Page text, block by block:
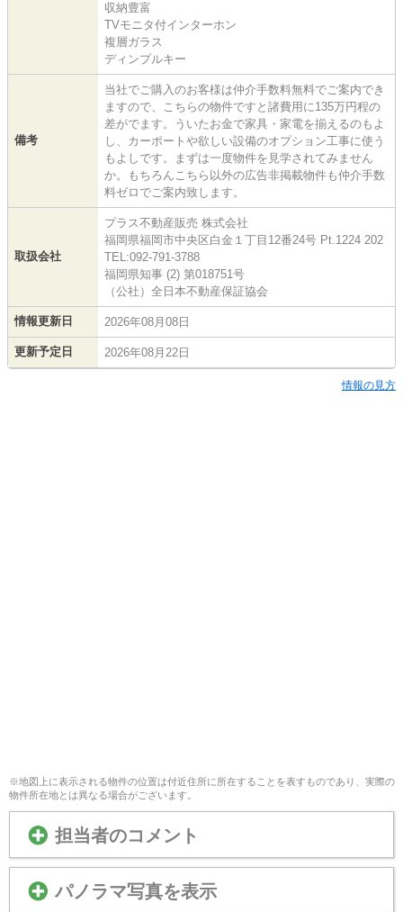
収納豊富
TVモニタ付インターホン
複層ガラス
ディンプルキー
備考
当社でご購入のお客様は仲介手数料無料でご案内でき
ますので、こちらの物件ですと諸費用に135万円程の
差がでます。ういたお金で家具・家電を揃えるのもよ
し、カーポートや欲しい設備のオプション工事に使う
もよしです。まずは一度物件を見学されてみません
か。もちろんこちら以外の広告非掲載物件も仲介手数
料ゼロでご案内致します。
取扱会社
プラス不動産販売 株式会社
福岡県福岡市中央区白金１丁目12番24号 Pt.1224 202
TEL:092-791-3788
福岡県知事 (2) 第018751号
（公社）全日本不動産保証協会
情報更新日 2026年08月08日
更新予定日 2026年08月22日
情報の見方
※地図上に表示される物件の位置は付近住所に所在することを表すものであり、実際の
物件所在地とは異なる場合がございます。
担当者のコメント
パノラマ写真を表示